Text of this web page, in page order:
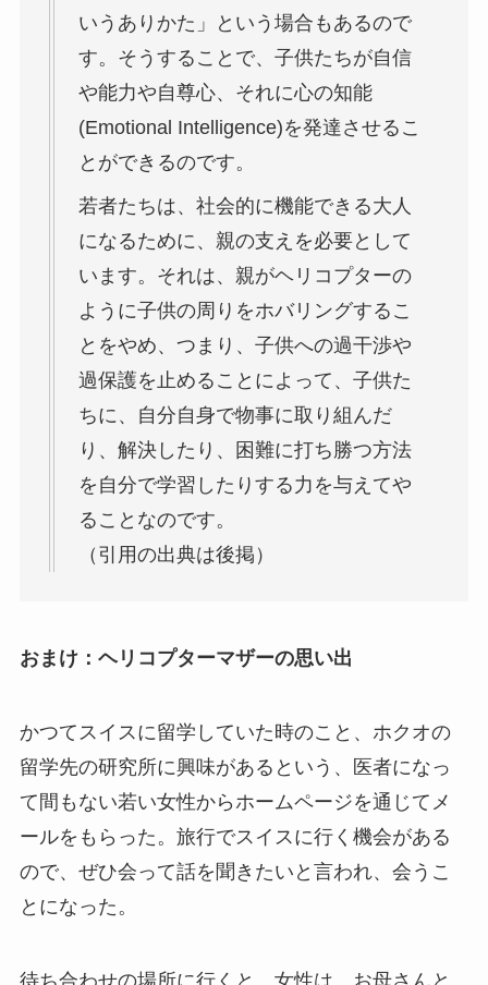
いうありかた」という場合もあるので
す。そうすることで、子供たちが自信
や能力や自尊心、それに心の知能
(Emotional Intelligence)を発達させるこ
とができるのです。
若者たちは、社会的に機能できる大人
になるために、親の支えを必要として
います。それは、親がヘリコプターの
ように子供の周りをホバリングするこ
とをやめ、つまり、子供への過干渉や
過保護を止めることによって、子供た
ちに、自分自身で物事に取り組んだ
り、解決したり、困難に打ち勝つ方法
を自分で学習したりする力を与えてや
ることなのです。
（引用の出典は後掲）
おまけ：ヘリコプターマザーの思い出
かつてスイスに留学していた時のこと、ホクオの
留学先の研究所に興味があるという、医者になっ
て間もない若い女性からホームページを通じてメ
ールをもらった。旅行でスイスに行く機会がある
ので、ぜひ会って話を聞きたいと言われ、会うこ
とになった。
待ち合わせの場所に行くと、女性は、お母さんと